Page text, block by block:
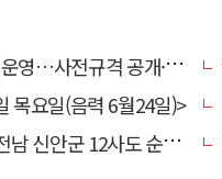
전규격 공개·입찰 착수
목요일(음력 6월24일)>
길…나를 찾아 떠나는 힐링 여행